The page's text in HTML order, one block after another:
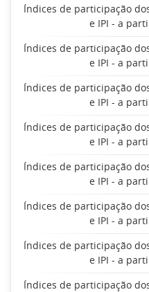
Índices de participação
e IPI - a
Índices de participação
e IPI - a
Índices de participação
e IPI - a
Índices de participação
e IPI - a
Índices de participação
e IPI - a
Índices de participação
e IPI - a
Índices de participação
e IPI - a
Índices de participação